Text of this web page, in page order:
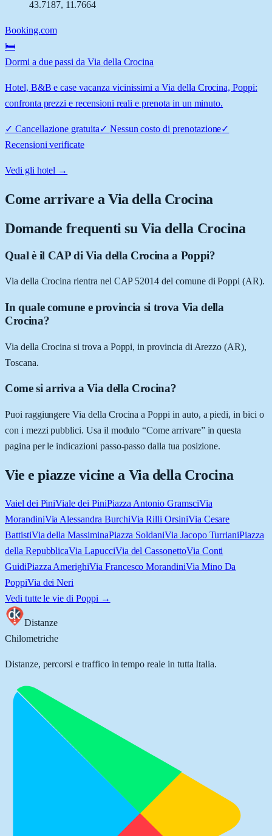
43.7187, 11.7664
Booking.com
🛏️
Dormi a due passi da Via della Crocina
Hotel, B&B e case vacanza vicinissimi a Via della Crocina, Poppi:
confronta prezzi e recensioni reali e prenota in un minuto.
✓ Cancellazione gratuita✓ Nessun costo di prenotazione✓
Recensioni verificate
Vedi gli hotel →
Come arrivare aVia della Crocina
Domande frequenti su Via della Crocina
Qual è il CAP di Via della Crocina a Poppi?
Via della Crocina rientra nel CAP 52014 del comune di Poppi (AR).
In quale comune e provincia si trova Via della
Crocina?
Via della Crocina si trova a Poppi, in provincia di Arezzo (AR),
Toscana.
Come si arriva a Via della Crocina?
Puoi raggiungere Via della Crocina a Poppi in auto, a piedi, in bici o
con i mezzi pubblici. Usa il modulo “Come arrivare” in questa
pagina per le indicazioni passo-passo dalla tua posizione.
Vie e piazze vicine a Via della Crocina
Vaiel dei PiniViale dei PiniPiazza Antonio GramsciVia
MorandiniVia Alessandra BurchiVia Rilli OrsiniVia Cesare
BattistiVia della MassiminaPiazza SoldaniVia Jacopo TurrianiPiazza
della RepubblicaVia LapucciVia del CassonettoVia Conti
GuidiPiazza AmerighiVia Francesco MorandiniVia Mino Da
PoppiVia dei Neri
Vedi tutte le vie di Poppi →
Distanze
Chilometriche
Distanze, percorsi e traffico in tempo reale in tutta Italia.